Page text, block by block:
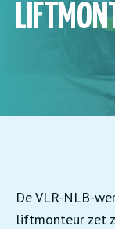
De VLR-NLB-
liftmonteur zet